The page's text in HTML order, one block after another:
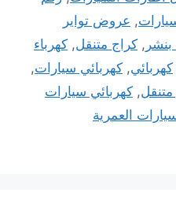
, عروض تواير
, كراج متنقل, كهرباء
كهربائي, كهربائي سيارات,
, كهربائي سيارات
العمرية